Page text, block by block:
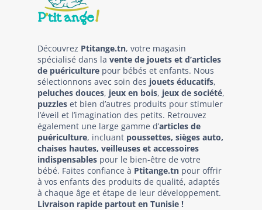
Découvrez Ptitange.tn, votre magasin
spécialisé dans la vente de jouets et d’articles
de puériculture pour bébés et enfants. Nous
sélectionnons avec soin des jouets éducatifs,
peluches douces, jeux en bois, jeux de société,
puzzles et bien d’autres produits pour stimuler
l’éveil et l’imagination des petits. Retrouvez
également une large gamme d’articles de
puériculture, incluant poussettes, sièges auto,
chaises hautes, veilleuses et accessoires
indispensables pour le bien-être de votre
bébé. Faites confiance à Ptitange.tn pour offrir
à vos enfants des produits de qualité, adaptés
à chaque âge et étape de leur développement.
Livraison rapide partout en Tunisie !